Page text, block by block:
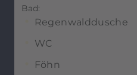
Bad:
Regenwalddusche
WC
Föhn